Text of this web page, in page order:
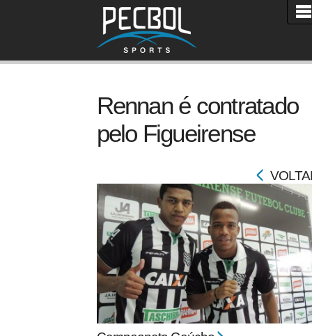
Rennan é contratado
pelo Figueirense